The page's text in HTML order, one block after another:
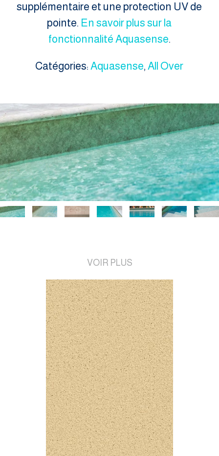
supplémentaire et une protection UV de
pointe. En savoir plus sur la
fonctionnalité Aquasense.
Catégories:Aquasense,All Over
VOIR PLUS